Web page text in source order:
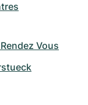
Vous